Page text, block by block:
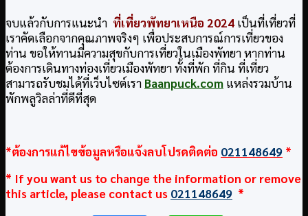
จบแล้วกับการแนะนำ ที่เที่ยวพัทยาเหนือ 2024 เป็นที่เที่ยวที่
เราคัดเลือกจากคุณภาพจริงๆ เพื่อประสบการณ์การเที่ยวของ
ท่าน ขอให้ทานมีความสุขกับการเที่ยวในเมืองพัทยา หากท่าน
ต้องการเดินทางท่องเที่ยวเมืองพัทยา ทั้งที่พัก ที่กิน ที่เที่ยว
สามารถรับชมได้ที่เว็บไซต์เรา Baanpuck.com แหล่งรวมบ้าน
พักพลูวิลล่าที่ดีที่สุด
*ต้องการแก้ไขข้อมูลหรือแจ้งลบโปรดติดต่อ 021148649 *
* If you want us to change the information or remove
this article, please contact us 021148649 *